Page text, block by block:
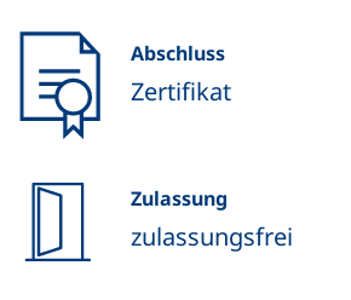
Abschluss
Zertifikat
Zulassung
zulassungsfrei